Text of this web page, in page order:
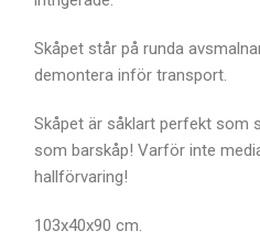
Skåpet står på runda
demontera inför transport.
Skåpet är såklart perfekt som
som barskåp! Varför inte
hallförvaring!
103x40x90 cm.